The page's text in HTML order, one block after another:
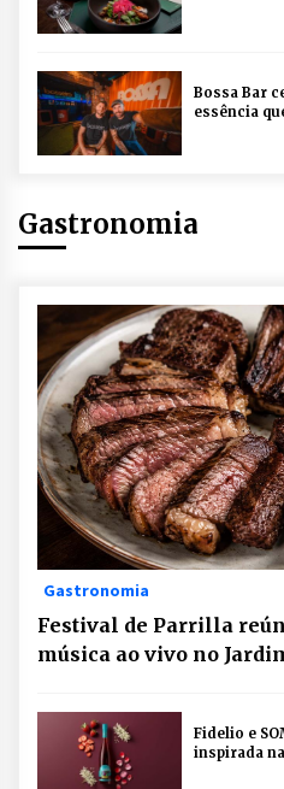
Bossa Bar
essência
Gastronomia
Gastronomia
Festival de Parrilla
música ao vivo no
Fidelio e
inspirada